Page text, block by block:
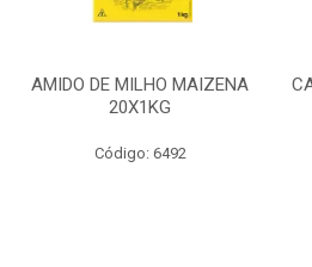
AMIDO DE MILHO MAIZENA
20X1KG
Código: 6492